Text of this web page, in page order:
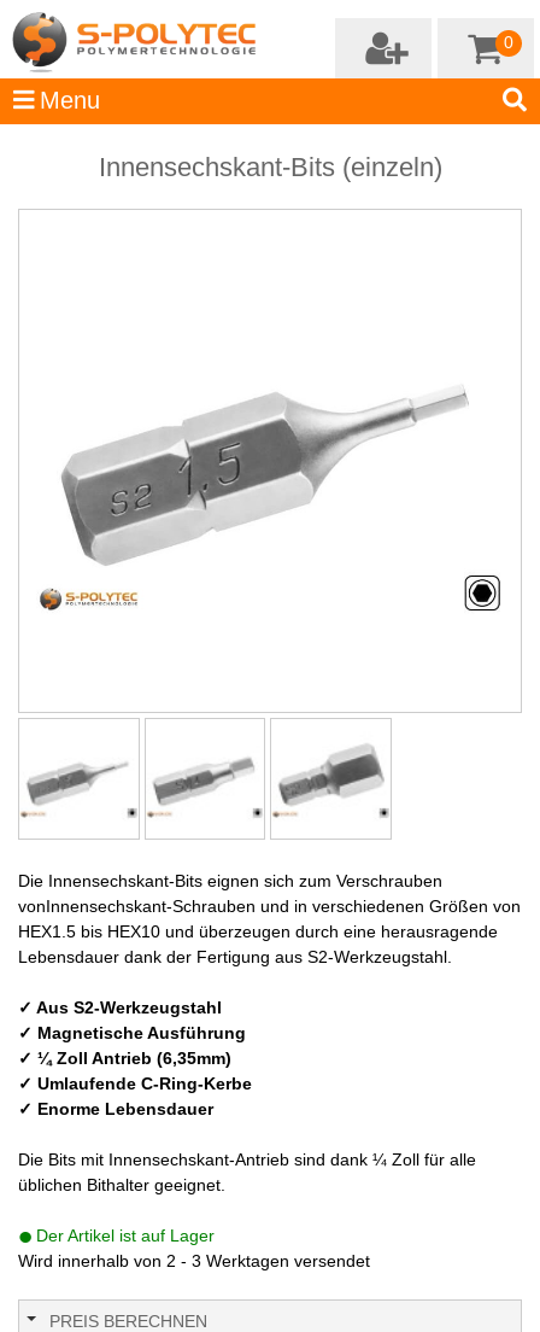
0
Innensechskant-Bits (einzeln)
Die Innensechskant-Bits eignen sich zum Verschrauben
vonInnensechskant-Schrauben und in verschiedenen Größen von
HEX1.5 bis HEX10 und überzeugen durch eine herausragende
Lebensdauer dank der Fertigung aus S2-Werkzeugstahl.
✓ Aus S2-Werkzeugstahl
✓ Magnetische Ausführung
✓ ¼ Zoll Antrieb (6,35mm)
✓ Umlaufende C-Ring-Kerbe
✓ Enorme Lebensdauer
Die Bits mit Innensechskant-Antrieb sind dank ¼ Zoll für alle
üblichen Bithalter geeignet.
Der Artikel ist auf Lager
Wird innerhalb von 2 - 3 Werktagen versendet
PREIS BERECHNEN